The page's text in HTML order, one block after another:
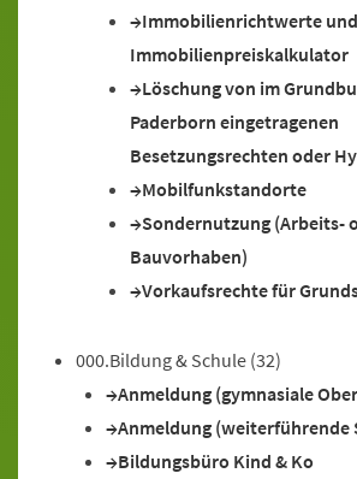
Immobilienrichtwerte und
Immobilienpreiskalkulator
Löschung von im
Paderborn eingetragenen
Besetzungsrechten oder
Mobilfunkstandorte
Sondernutzung (Arbeits-
Bauvorhaben)
Vorkaufsrechte für
000.Bildung & Schule (32)
Anmeldung (gymnasiale
Anmeldung (weiterführende
Bildungsbüro Kind & Ko